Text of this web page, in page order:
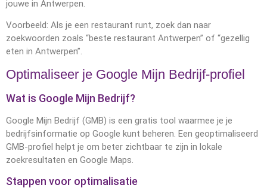
jouwe in Antwerpen.
Voorbeeld: Als je een restaurant runt, zoek dan naar
zoekwoorden zoals “beste restaurant Antwerpen” of “gezellig
eten in Antwerpen”.
Optimaliseer je Google Mijn Bedrijf-profiel
Wat is Google Mijn Bedrijf?
Google Mijn Bedrijf (GMB) is een gratis tool waarmee je je
bedrijfsinformatie op Google kunt beheren. Een geoptimaliseerd
GMB-profiel helpt je om beter zichtbaar te zijn in lokale
zoekresultaten en Google Maps.
Stappen voor optimalisatie